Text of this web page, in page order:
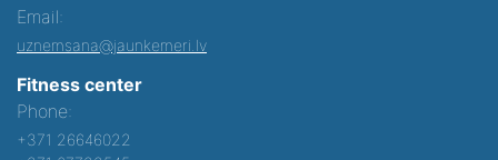
Email:
uznemsana@jaunkemeri.lv
Fitness center
Phone:
+371 26646022